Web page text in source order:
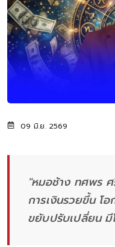
09 มิ.ย. 2569
"หมอช้าง ทศพร
การเงินรวยขึ้น โ
ขยับปรับเปลี่ยน มี